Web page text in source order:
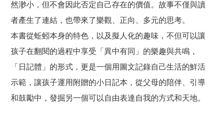
然渺小，但不會因此否定自己存在的價值。故事不僅與讀
者產生了連結，也帶來了樂觀、正向、多元的思考。
本書從蚯蚓本身的特色，以及擬人化的趣味，不但可以讓
孩子在翻閱的過程中享受「異中有同」的樂趣與共鳴，
「日記體」的形式，更是一個用圖文記錄自己生活的鮮活
示範，讓孩子運用附贈的小日記本，從父母的陪伴、引導
和鼓勵中，發掘另一個可以自由表達自我的方式和天地。